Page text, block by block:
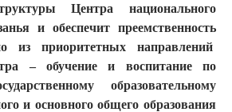
Центра национального
и обеспечит преемственность
из приоритетных направлений
– обучение и воспитание по
образовательному
и основного общего образования